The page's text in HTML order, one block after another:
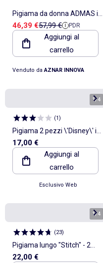
Pigiama da donna ADMAS in
velluto a maniche lunghe.
Goditi ogni momento.
Prezzo di vendita
46,39 €Prezzo di riferimento
57,99 € PDR
Aggiungi al
carrello
Venduto da AZNAR INNOVA
1/4
(1)
Pigiama 2 pezzi \'Disney\' in
cotone stampato
17,00 €
Aggiungi al
carrello
Esclusivo Web
1/4
(23)
Pigiama lungo "Stitch" - 2
pezzi
22,00 €